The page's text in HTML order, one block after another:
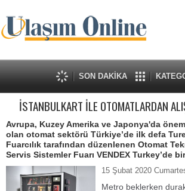
SON DAKİKA
İSTANBULKART İLE OTOMATLARDAN
Avrupa, Kuzey Amerika ve Japonya'da
olan otomat sektörü Türkiye’de ilk defa
Fuarcılık tarafından düzenlenen Otomat
Servis Sistemler Fuarı VENDEX Turkey’de
15 Şubat 2020
Metro beklerken